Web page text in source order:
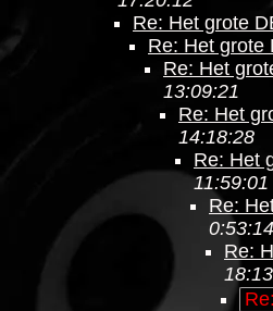
Re: Het grote
Re: Het grote
Re: Het
13:09:21
Re: Het
14:18:28
Re: Het
11:59:01
Re:
0:53:14
Re: